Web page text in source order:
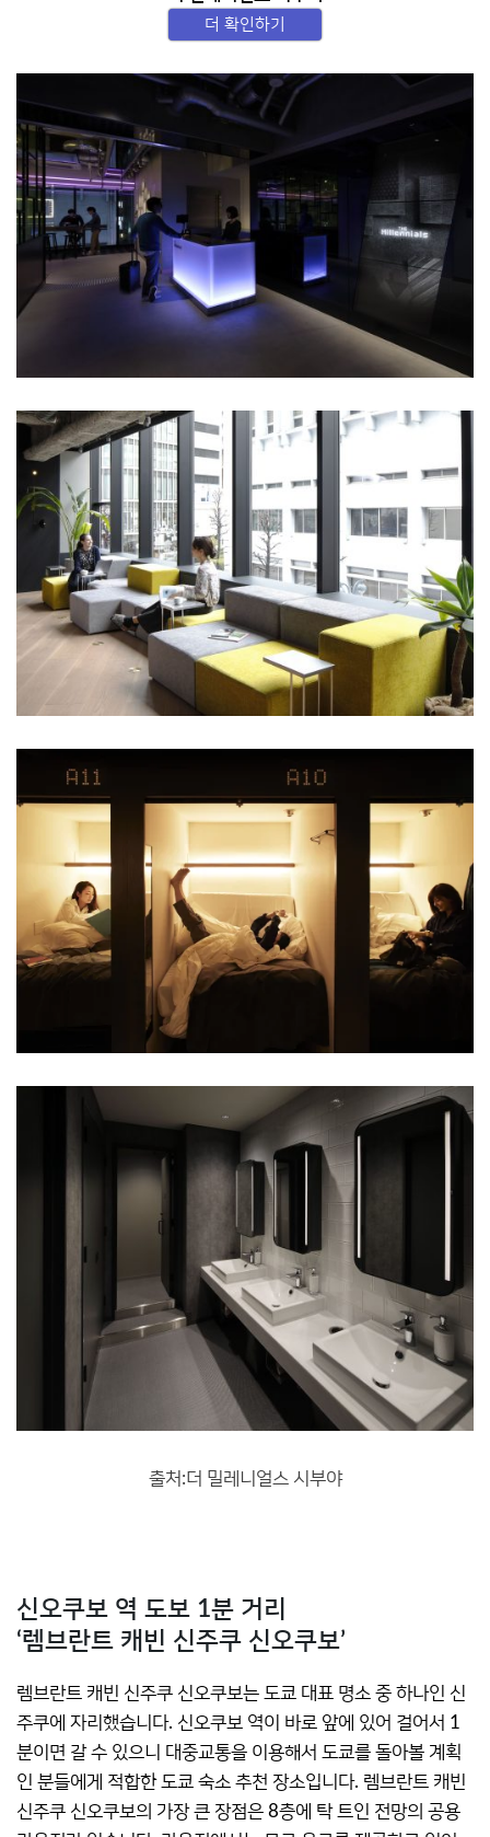
더 확인하기
출처:더 밀레니얼스 시부야
신오쿠보 역 도보 1분 거리
‘렘브란트 캐빈 신주쿠 신오쿠보’
렘브란트 캐빈 신주쿠 신오쿠보는 도쿄 대표 명소 중 하나인 신
주쿠에 자리했습니다. 신오쿠보 역이 바로 앞에 있어 걸어서 1
분이면 갈 수 있으니 대중교통을 이용해서 도쿄를 돌아볼 계획
인 분들에게 적합한 도쿄 숙소 추천 장소입니다. 렘브란트 캐빈
신주쿠 신오쿠보의 가장 큰 장점은 8층에 탁 트인 전망의 공용